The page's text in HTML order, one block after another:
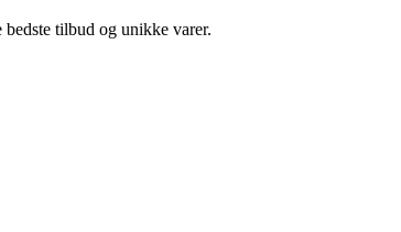
tilbud og unikke varer.